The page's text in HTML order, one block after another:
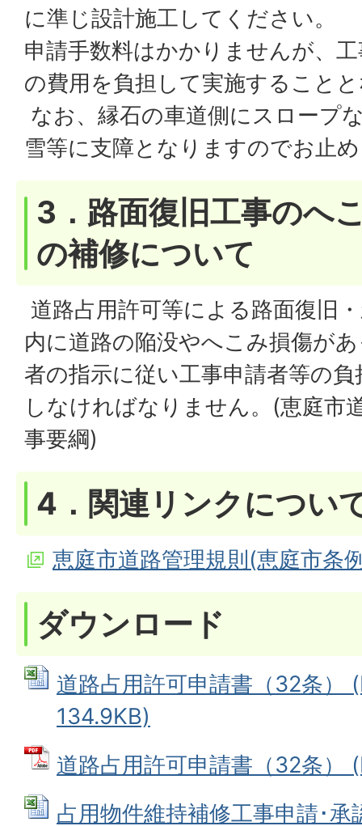
に準じ設計施工してください。
申請手数料はかかりませんが、
の費用を負担して実施すること
なお、縁石の車道側にスロープ
雪等に支障となりますのでお止
3．路面復旧工事のへ
の補修について
道路占用許可等による路面復旧
内に道路の陥没やへこみ損傷が
者の指示に従い工事申請者等の
しなければなりません。(恵庭市
事要綱)
4．関連リンクについ
恵庭市道路管理規則(恵庭市条
ダウンロード
道路占用許可申請書（32条）
134.9KB)
道路占用許可申請書（32条）
占用物件維持補修工事申請･